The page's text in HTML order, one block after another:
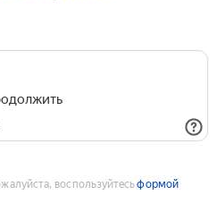
воспользуйтесьформой